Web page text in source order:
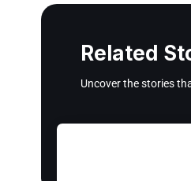
Related
Uncover the stories